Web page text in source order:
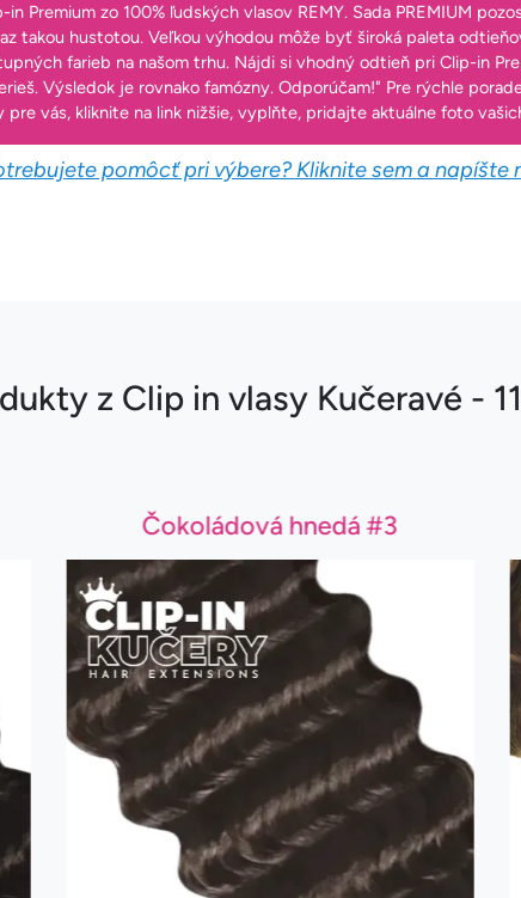
in Premium zo 100% ľudských vlasov REMY. Sada PREMIUM
takou hustotou. Veľkou výhodou môže byť široká paleta
farieb na našom trhu. Nájdi si vhodný odtieň pri Clip-in
Výsledok je rovnako famózny. Odporúčam!" Pre rýchle
pre vás, kliknite na link nižšie, vyplňte, pridajte aktuálne foto
pomôcť pri výbere? Kliknite sem a napíšte
z Clip in vlasy Kučeravé -
Čokoládová hnedá #3